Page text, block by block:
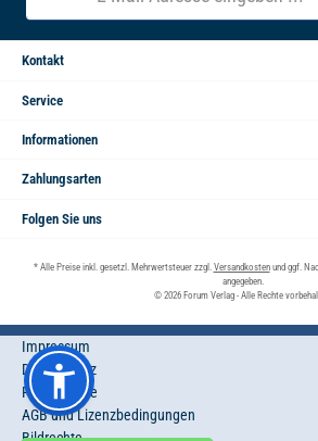
Mail-
Adresse*
Kontakt
Service
Informationen
Zahlungsarten
Folgen Sie uns
* Alle Preise inkl. gesetzl. Mehrwertsteuer zzgl. Versandkostenund ggf.
angegeben.
© 2026 Forum Verlag - Alle Rechte
Impressum
Datenschutz
Privatsphäre
AGB und Lizenzbedingungen